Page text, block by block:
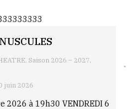
, Saison 2026 – 2027,
juin 2026
2026 à 19h30 VENDREDI 6